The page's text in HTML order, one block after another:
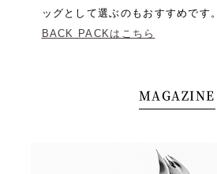
ッグとして選ぶのもおすすめです。
BACK PACKはこちら
MAGAZINE